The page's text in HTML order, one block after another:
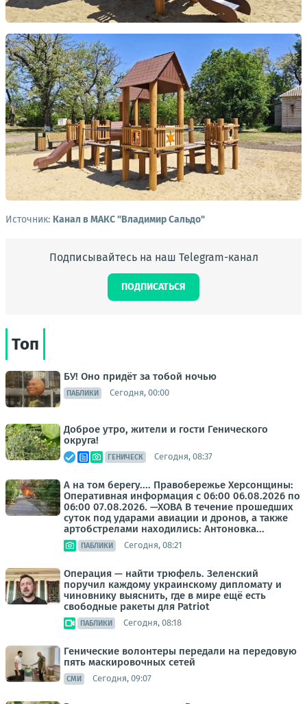
Источник: Канал в МАКС "Владимир Сальдо"
Подписывайтесь на наш Telegram-канал
ПОДПИСАТЬСЯ
Топ
БУ! Оно придёт за тобой ночью
ПАБЛИКИ Сегодня, 00:00
Доброе утро, жители и гости Генического
округа!
ГЕНИЧЕСК Сегодня, 08:37
А на том берегу.... Правобережье Херсонщины:
Оперативная информация с 06:00 06.08.2026 по
06:00 07.08.2026. —ХОВА В течение прошедших
суток под ударами авиации и дронов, а также
артобстрелами находились: Антоновка...
ПАБЛИКИ Сегодня, 08:21
Операция — найти трюфель. Зеленский
поручил каждому украинскому дипломату и
чиновнику выяснить, где в мире ещё есть
свободные ракеты для Patriot
ПАБЛИКИ Сегодня, 08:18
Генические волонтеры передали на передовую
пять маскировочных сетей
СМИ Сегодня, 09:07